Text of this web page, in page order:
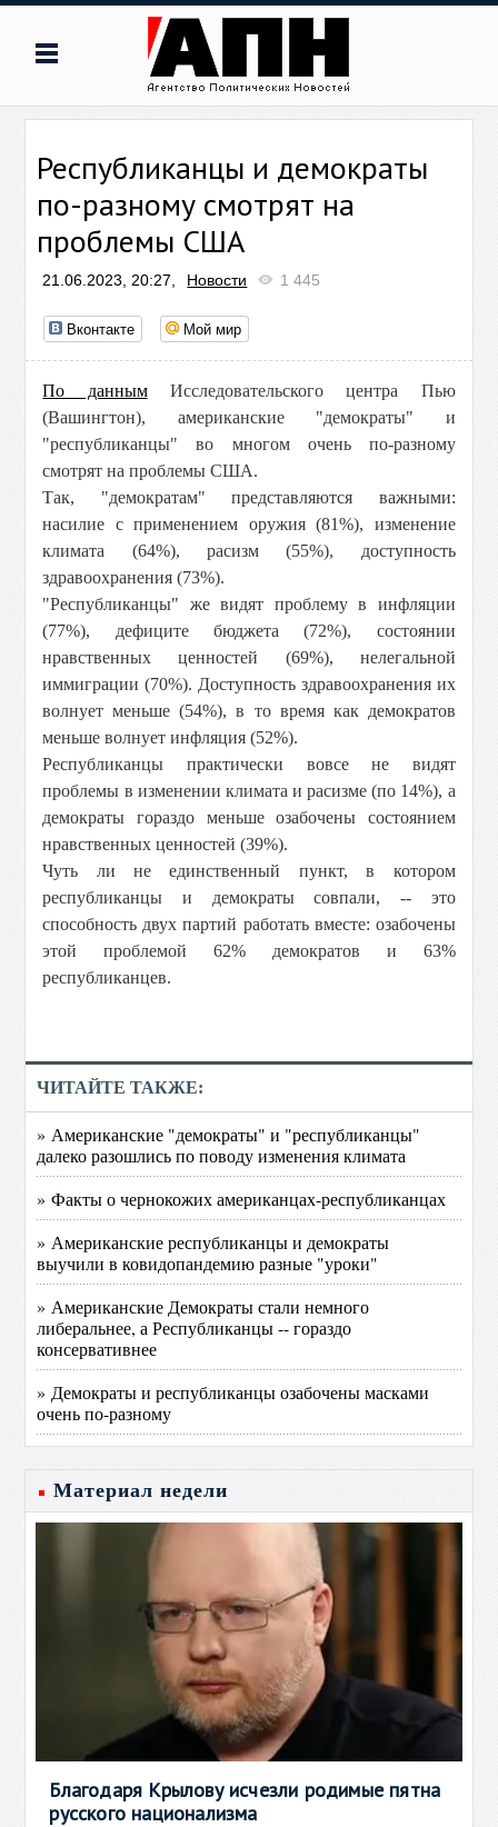
Республиканцы и демократы
по-разному смотрят на
проблемы США
21.06.2023, 20:27, Новости 1 445
Вконтакте Мой мир
По даннымИсследовательского центра Пью
(Вашингтон), американские "демократы" и
"республиканцы" во многом очень по-разному
смотрят на проблемы США.
Так, "демократам" представляются важными:
насилие с применением оружия (81%), изменение
климата (64%), расизм (55%), доступность
здравоохранения (73%).
"Республиканцы" же видят проблему в инфляции
(77%), дефиците бюджета (72%), состоянии
нравственных ценностей (69%), нелегальной
иммиграции (70%). Доступность здравоохранения их
волнует меньше (54%), в то время как демократов
меньше волнует инфляция (52%).
Республиканцы практически вовсе не видят
проблемы в изменении климата и расизме (по 14%), а
демократы гораздо меньше озабочены состоянием
нравственных ценностей (39%).
Чуть ли не единственный пункт, в котором
республиканцы и демократы совпали, -- это
способность двух партий работать вместе: озабочены
этой проблемой 62% демократов и 63%
республиканцев.
ЧИТАЙТЕ ТАКЖЕ:
» Американские "демократы" и "республиканцы"
далеко разошлись по поводу изменения климата
» Факты о чернокожих американцах-республиканцах
» Американские республиканцы и демократы
выучили в ковидопандемию разные "уроки"
» Американские Демократы стали немного
либеральнее, а Республиканцы -- гораздо
консервативнее
» Демократы и республиканцы озабочены масками
очень по-разному
Материал недели
Благодаря Крылову исчезли родимые пятна
русского национализма